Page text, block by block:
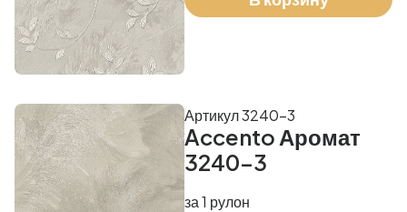
Accento Аромат
3240-3
Артикул 3240-3
за 1 рулон